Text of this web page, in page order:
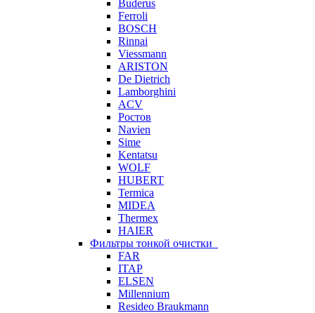
Buderus
Ferroli
BOSCH
Rinnai
Viessmann
ARISTON
De Dietrich
Lamborghini
ACV
Ростов
Navien
Sime
Kentatsu
WOLF
HUBERT
Termica
MIDEA
Thermex
HAIER
Фильтры тонкой очистки
FAR
ITAP
ELSEN
Millennium
Resideo Braukmann